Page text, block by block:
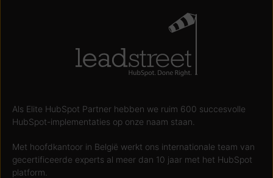
Als Elite HubSpot Partner hebben we ruim 600 succesvolle
HubSpot-implementaties op onze naam staan.
Met hoofdkantoor in België werkt ons internationale team van
gecertificeerde experts al meer dan 10 jaar met het HubSpot
platform.